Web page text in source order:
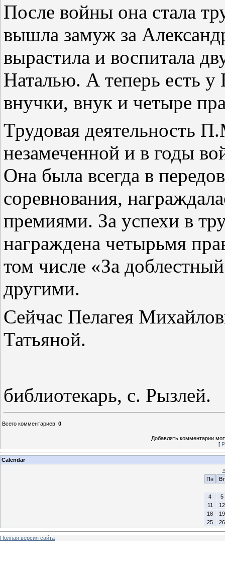
После войны она стала
вышла замуж за
вырастила и воспитала
Наталью. А теперь есть
внучки, внук и четыре
Трудовая деятельность
незамеченной и в годы
Она была всегда в
соревнования,
премиями. За успехи в
награждена четырьмя
том числе «За
другими.
Сейчас Пелагея
Татьяной.
библиотекарь, с. Рызлей.
Всего комментариев: 0
Добавлять комментарии
[
Calendar
«
Пн
Вт
4
5
11
12
18
19
25
26
Полная версия сайта